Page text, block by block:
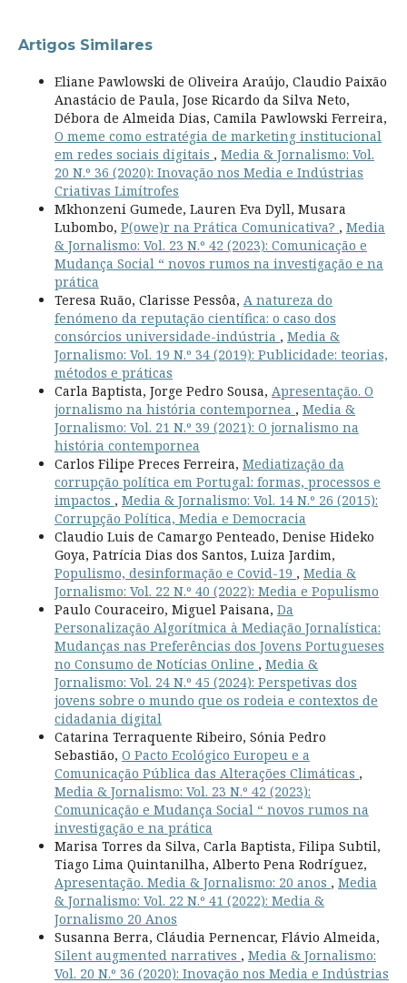
Artigos Similares
Eliane Pawlowski de Oliveira Araújo, Claudio Paixão
Anastácio de Paula, Jose Ricardo da Silva Neto,
Débora de Almeida Dias, Camila Pawlowski Ferreira,
O meme como estratégia de marketing institucional
em redes sociais digitais , Media & Jornalismo: Vol.
20 N.º 36 (2020): Inovação nos Media e Indústrias
Criativas Limítrofes
Mkhonzeni Gumede, Lauren Eva Dyll, Musara
Lubombo, P(owe)r na Prática Comunicativa? , Media
& Jornalismo: Vol. 23 N.º 42 (2023): Comunicação e
Mudança Social “ novos rumos na investigação e na
prática
Teresa Ruão, Clarisse Pessôa, A natureza do
fenómeno da reputação científica: o caso dos
consórcios universidade-indústria , Media &
Jornalismo: Vol. 19 N.º 34 (2019): Publicidade: teorias,
métodos e práticas
Carla Baptista, Jorge Pedro Sousa, Apresentação. O
jornalismo na história contempornea , Media &
Jornalismo: Vol. 21 N.º 39 (2021): O jornalismo na
história contempornea
Carlos Filipe Preces Ferreira, Mediatização da
corrupção política em Portugal: formas, processos e
impactos , Media & Jornalismo: Vol. 14 N.º 26 (2015):
Corrupção Política, Media e Democracia
Claudio Luis de Camargo Penteado, Denise Hideko
Goya, Patrícia Dias dos Santos, Luiza Jardim,
Populismo, desinformação e Covid-19 , Media &
Jornalismo: Vol. 22 N.º 40 (2022): Media e Populismo
Paulo Couraceiro, Miguel Paisana, Da
Personalização Algorítmica à Mediação Jornalística:
Mudanças nas Preferências dos Jovens Portugueses
no Consumo de Notícias Online , Media &
Jornalismo: Vol. 24 N.º 45 (2024): Perspetivas dos
jovens sobre o mundo que os rodeia e contextos de
cidadania digital
Catarina Terraquente Ribeiro, Sónia Pedro
Sebastião, O Pacto Ecológico Europeu e a
Comunicação Pública das Alterações Climáticas ,
Media & Jornalismo: Vol. 23 N.º 42 (2023):
Comunicação e Mudança Social “ novos rumos na
investigação e na prática
Marisa Torres da Silva, Carla Baptista, Filipa Subtil,
Tiago Lima Quintanilha, Alberto Pena Rodríguez,
Apresentação. Media & Jornalismo: 20 anos , Media
& Jornalismo: Vol. 22 N.º 41 (2022): Media &
Jornalismo 20 Anos
Susanna Berra, Cláudia Pernencar, Flávio Almeida,
Silent augmented narratives , Media & Jornalismo:
Vol. 20 N.º 36 (2020): Inovação nos Media e Indústrias